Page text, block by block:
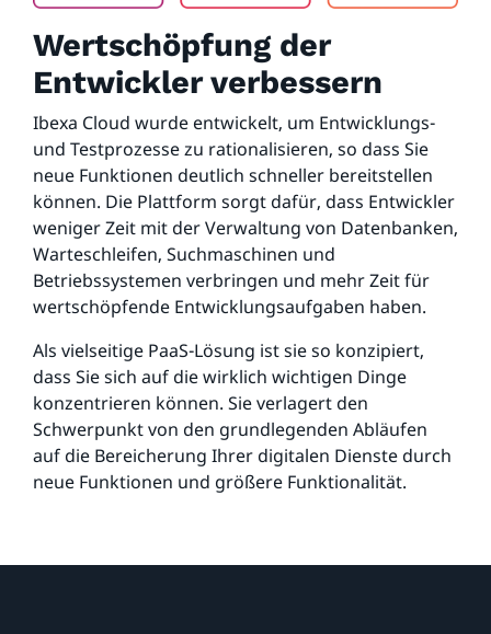
Wertschöpfung der
Entwickler verbessern
Ibexa Cloud wurde entwickelt, um Entwicklungs-
und Testprozesse zu rationalisieren, so dass Sie
neue Funktionen deutlich schneller bereitstellen
können. Die Plattform sorgt dafür, dass Entwickler
weniger Zeit mit der Verwaltung von Datenbanken,
Warteschleifen, Suchmaschinen und
Betriebssystemen verbringen und mehr Zeit für
wertschöpfende Entwicklungsaufgaben haben.
Als vielseitige PaaS-Lösung ist sie so konzipiert,
dass Sie sich auf die wirklich wichtigen Dinge
konzentrieren können. Sie verlagert den
Schwerpunkt von den grundlegenden Abläufen
auf die Bereicherung Ihrer digitalen Dienste durch
neue Funktionen und größere Funktionalität.